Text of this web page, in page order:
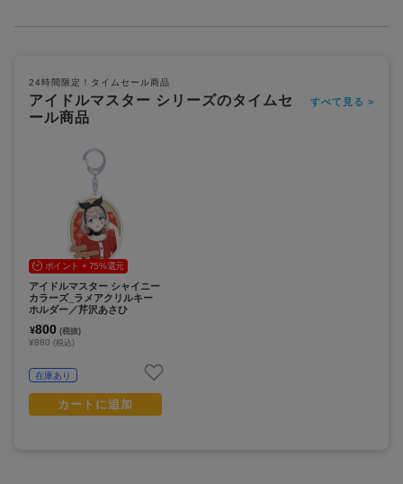
24時間限定！タイムセール商品
アイドルマスター シリーズのタイムセ
ール商品
すべて見る >
ポイント + 75%還元
アイドルマスター シャイニー
カラーズ_ラメアクリルキー
ホルダー／芹沢あさひ
¥800 (税抜)
¥880 (税込)
在庫あり
カートに追加